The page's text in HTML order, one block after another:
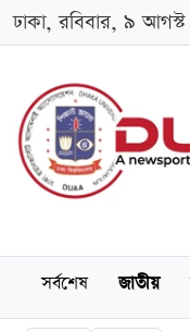
ঢাকা, রবিবার, ৯
সর্বশেষ জাতীয়